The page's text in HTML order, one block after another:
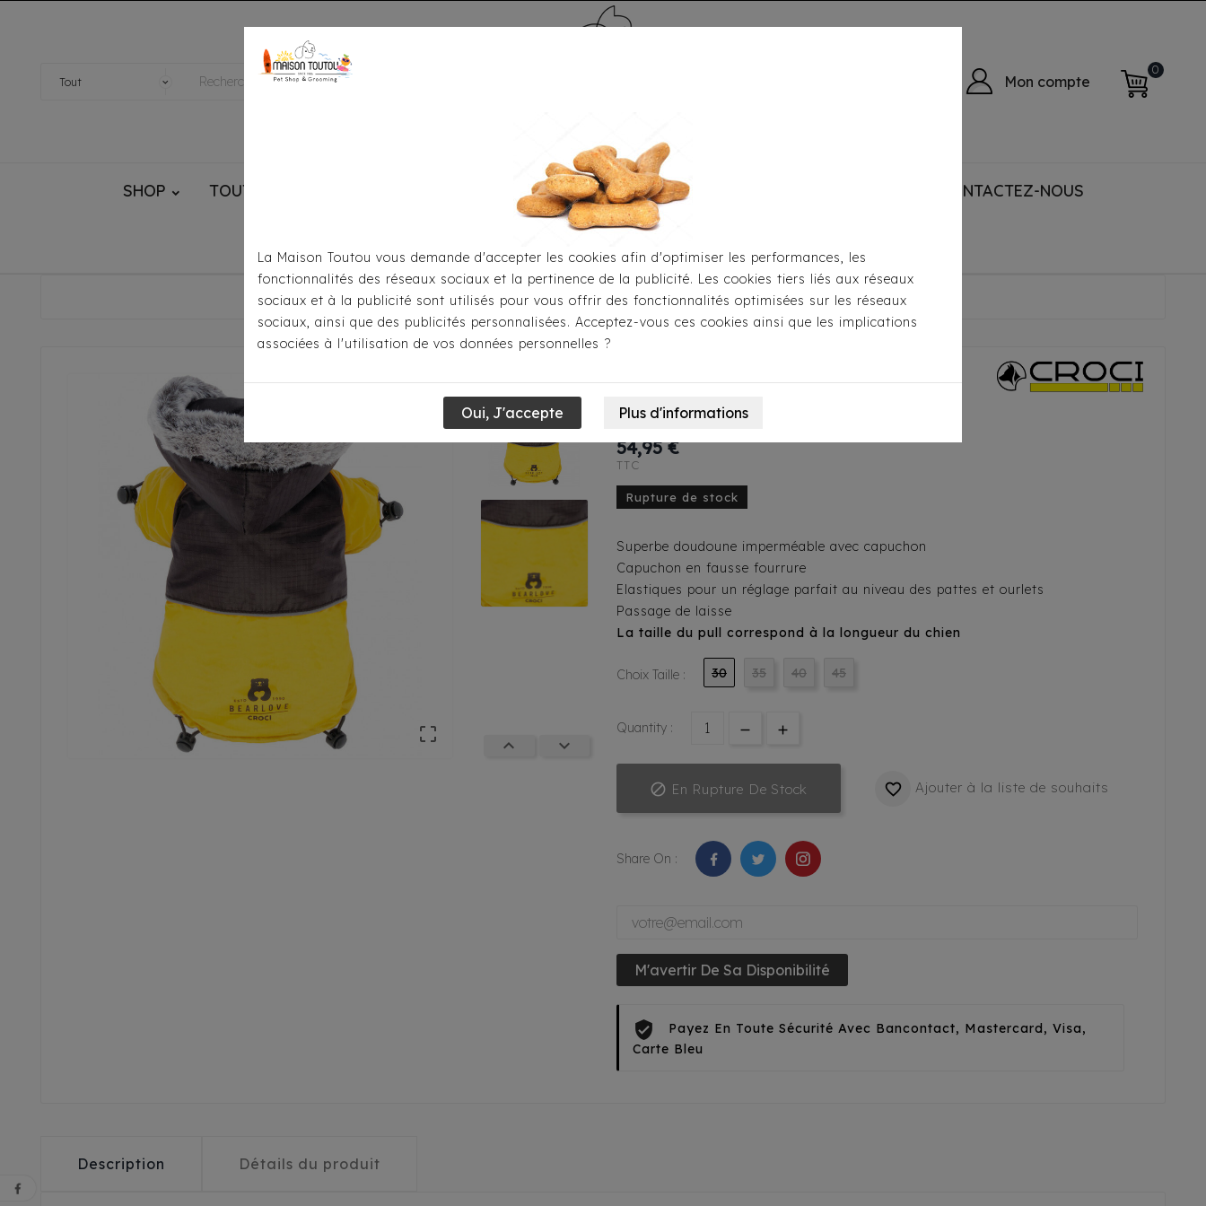
Mon compte
0
SHOP TOUTOU® HANDMADE MÉDAILLE - PET ID TAG TOILETTAGE CONTACTEZ-NOUS
Accueil Pour S'habiller Manteaux Doudoune Croci - Bear Love Noir/Jaune

 
Doudoune Croci - Bear Love
Noir/Jaune
54,95 €
TTC
Rupture de stock
Superbe doudoune imperméable avec capuchon
Capuchon en fausse fourrure
Elastiques pour un réglage parfait au niveau des pattes et ourlets
Passage de laisse
La taille du pull correspond à la longueur du chien
Choix Taille : 30 35 40 45
Quantity :
 En Rupture De Stock  Ajouter à la liste de souhaits
Share On :
M'avertir De Sa Disponibilité
Payez En Toute Sécurité Avec Bancontact, Mastercard, Visa,
Carte Bleu
Description Détails du produit
La Maison Toutou vous demande d'accepter les cookies afin d'optimiser les performances, les
fonctionnalités des réseaux sociaux et la pertinence de la publicité. Les cookies tiers liés aux réseaux
sociaux et à la publicité sont utilisés pour vous offrir des fonctionnalités optimisées sur les réseaux
sociaux, ainsi que des publicités personnalisées. Acceptez-vous ces cookies ainsi que les implications
associées à l'utilisation de vos données personnelles ?